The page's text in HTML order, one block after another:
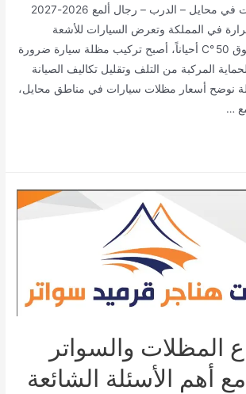
أسعار مظلات سيارات في محايل – الدرب – رجال ألمع 2026-2027
في المملكة وتعرض السيارات للأشعة
المباشرة والحرارة فوق 50 °C أحياناً، أصبح تركيب مظلة سيارة ضرورة
المركبة من التلف وتقليل تكاليف الصيانة
نوضح أسعار مظلات سيارات في مناطق محايل،
…
المظلات والسواتر
أهم الأسئلة الشائعة